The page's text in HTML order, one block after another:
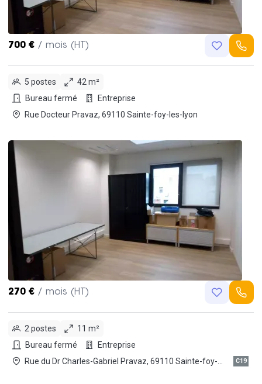
700 € / mois (HT)
5 postes
42 m²
Bureau fermé
Entreprise
Rue Docteur Pravaz, 69110 Sainte-foy-les-lyon
270 € / mois (HT)
2 postes
11 m²
Bureau fermé
Entreprise
Rue du Dr Charles-Gabriel Pravaz, 69110 Sainte-foy-
C19